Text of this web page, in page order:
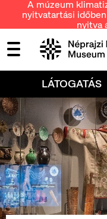
A múzeum
nyitvatartási
nyitva
LÁTOGATÁS